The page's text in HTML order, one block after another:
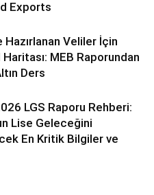
Exports
Hazırlanan Veliler İçin
MEB Raporundan
Ders
LGS Raporu Rehberi:
Lise Geleceğini
En Kritik Bilgiler ve